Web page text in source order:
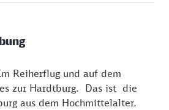
aber bodenständige
an den Eifler Kochkünsten
Reiherflug und auf dem
zur Hardtburg. Das ist die
aus dem Hochmittelalter.